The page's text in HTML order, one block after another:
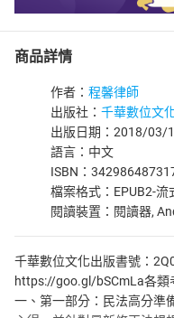
商品詳情
作者： 程馨律師
出版社： 千華數位文
出版日期：2018/03/
語言：中文
ISBN：
檔案格式：EPUB2-流
閱讀裝置：閱讀器,
千華數位文化出版書號：
https://goo.gl/bSCmLa各
一、第一部分：民法高分準